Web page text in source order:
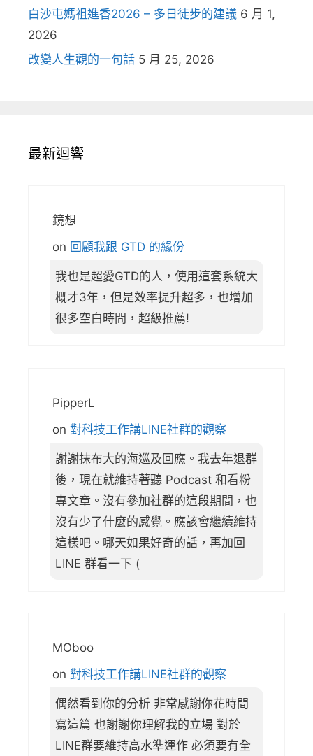
白沙屯媽祖進香2026 – 多日徒步的建議 6 月 1,
2026
改變人生觀的一句話 5 月 25, 2026
最新迴響
鏡想
on 回顧我跟 GTD 的緣份
我也是超愛GTD的人，使用這套系統大
概才3年，但是效率提升超多，也增加
很多空白時間，超級推薦!
PipperL
on 對科技工作講LINE社群的觀察
謝謝抹布大的海巡及回應。我去年退群
後，現在就維持著聽 Podcast 和看粉
專文章。沒有參加社群的這段期間，也
沒有少了什麼的感覺。應該會繼續維持
這樣吧。哪天如果好奇的話，再加回
LINE 群看一下 (
MOboo
on 對科技工作講LINE社群的觀察
偶然看到你的分析 非常感謝你花時間
寫這篇 也謝謝你理解我的立場 對於
LINE群要維持高水準運作 必須要有全